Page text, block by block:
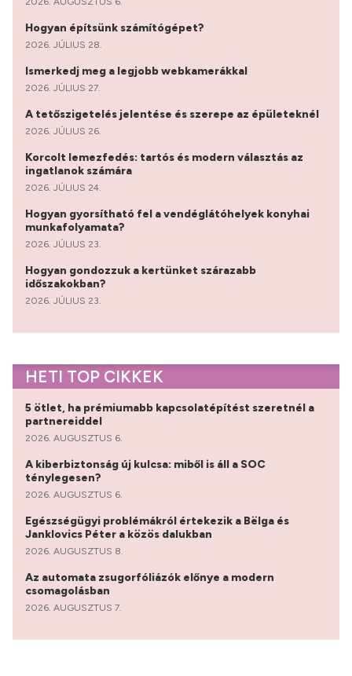
Hogyan építsünk számítógépet?
2026. JÚLIUS 28.
Ismerkedj meg a legjobb webkamerákkal
2026. JÚLIUS 27.
A tetőszigetelés jelentése és szerepe az épületeknél
2026. JÚLIUS 26.
Korcolt lemezfedés: tartós és modern választás az
ingatlanok számára
2026. JÚLIUS 24.
Hogyan gyorsítható fel a vendéglátóhelyek konyhai
munkafolyamata?
2026. JÚLIUS 23.
Hogyan gondozzuk a kertünket szárazabb
időszakokban?
2026. JÚLIUS 23.
HETI TOP CIKKEK
5 ötlet, ha prémiumabb kapcsolatépítést szeretnél a
partnereiddel
2026. AUGUSZTUS 6.
A kiberbiztonság új kulcsa: miből is áll a SOC
ténylegesen?
2026. AUGUSZTUS 6.
Egészségügyi problémákról értekezik a Bëlga és
Janklovics Péter a közös dalukban
2026. AUGUSZTUS 8.
Az automata zsugorfóliázók előnye a modern
csomagolásban
2026. AUGUSZTUS 7.